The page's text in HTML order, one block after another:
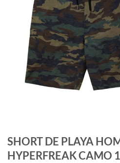
SHORT DE PLAYA
HYPERFREAK CAMO